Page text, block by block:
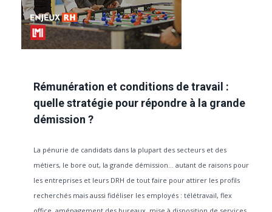
Rémunération et conditions de travail :
quelle stratégie pour répondre à la grande
démission ?
La pénurie de candidats dans la plupart des secteurs et des
métiers, le bore out, la grande démission… autant de raisons pour
les entreprises et leurs DRH de tout faire pour attirer les profils
recherchés mais aussi fidéliser les employés : télétravail, flex